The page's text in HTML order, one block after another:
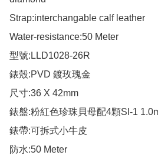
Strap:interchangable calf leather
Water-resistance:50 Meter
型號:LLD1028-26R
錶殼:PVD 鍍玫瑰金
尺寸:36 X 42mm
錶盤:粉紅色珍珠貝母配4顆SI-1
錶帶:可拆式小牛皮
防水:50 Meter